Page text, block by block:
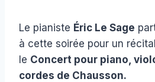
Le pianiste Éric Le Sage
à cette soirée pour un
le Concert pour piano,
cordes de Chausson.